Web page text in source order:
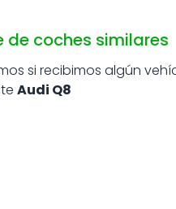
de coches similares
si recibimos algún
Audi Q8